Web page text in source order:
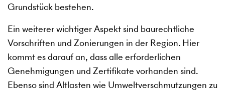
Grundstück bestehen.
Ein weiterer wichtiger Aspekt sind baurechtliche
Vorschriften und Zonierungen in der Region. Hier
kommt es darauf an, dass alle erforderlichen
Genehmigungen und Zertifikate vorhanden sind.
Ebenso sind Altlasten wie Umweltverschmutzungen zu